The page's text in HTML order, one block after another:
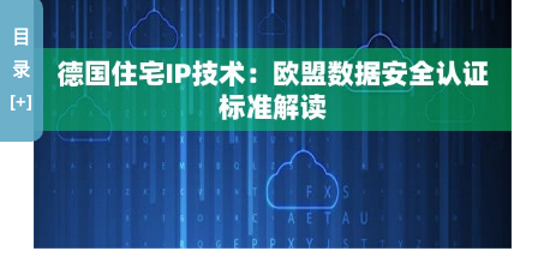
目
录
[+]